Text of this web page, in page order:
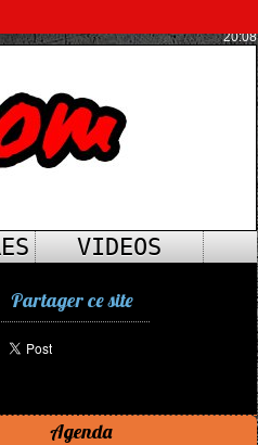
20:08
VIDEOS
Partager ce site
Agenda